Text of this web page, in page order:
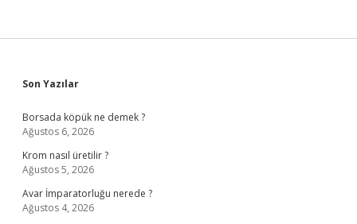
Sidebar
Son Yazılar
Borsada köpük ne demek ?
Ağustos 6, 2026
Krom nasıl üretilir ?
Ağustos 5, 2026
Avar İmparatorluğu nerede ?
Ağustos 4, 2026